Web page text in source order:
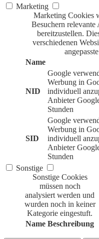
Marketing
Marketing Cookies
Besuchern
bereitzustellen.
verschiedenen
Name
NID
Google
Werbung in
individuell
Anbieter
Stunden
SID
Google
Werbung in
individuell
Anbieter
Stunden
Sonstige
Sonstige Cookies
müssen noch
analysiert werden und
wurden noch in keiner
Kategorie eingestuft.
Name Beschreibung